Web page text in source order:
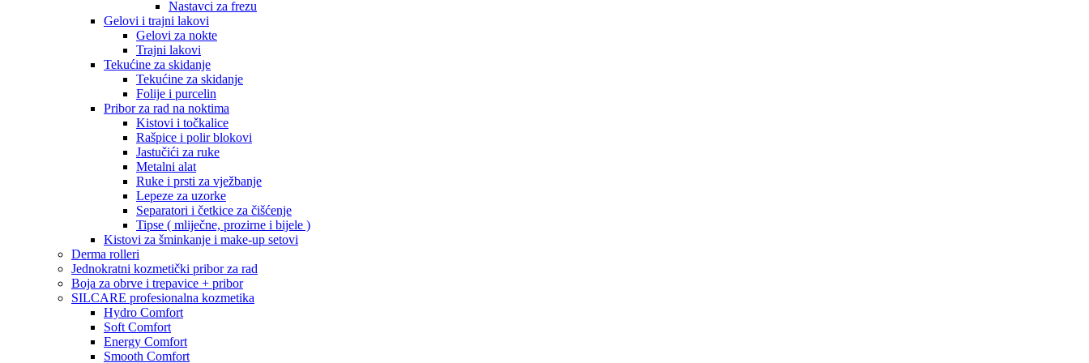
Nastavci za frezu
Gelovi i trajni lakovi
Gelovi za nokte
Trajni lakovi
Tekućine za skidanje
Tekućine za skidanje
Folije i purcelin
Pribor za rad na noktima
Kistovi i točkalice
Rašpice i polir blokovi
Jastučići za ruke
Metalni alat
Ruke i prsti za vježbanje
Lepeze za uzorke
Separatori i četkice za čišćenje
Tipse ( mliječne, prozirne i bijele )
Kistovi za šminkanje i make-up setovi
Derma rolleri
Jednokratni kozmetički pribor za rad
Boja za obrve i trepavice + pribor
SILCARE profesionalna kozmetika
Hydro Comfort
Soft Comfort
Energy Comfort
Smooth Comfort